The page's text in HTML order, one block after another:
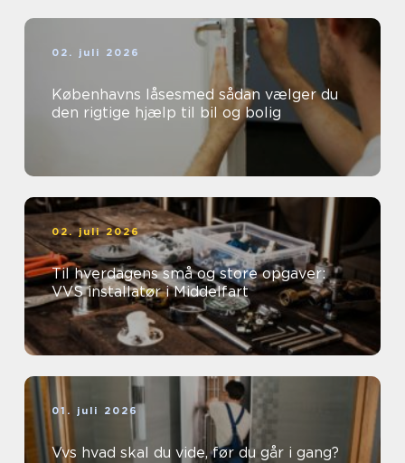
02. juli 2026
Københavns låsesmed sådan vælger du
den rigtige hjælp til bil og bolig
02. juli 2026
Til hverdagens små og store opgaver:
VVS installatør i Middelfart
01. juli 2026
Vvs hvad skal du vide, før du går i gang?